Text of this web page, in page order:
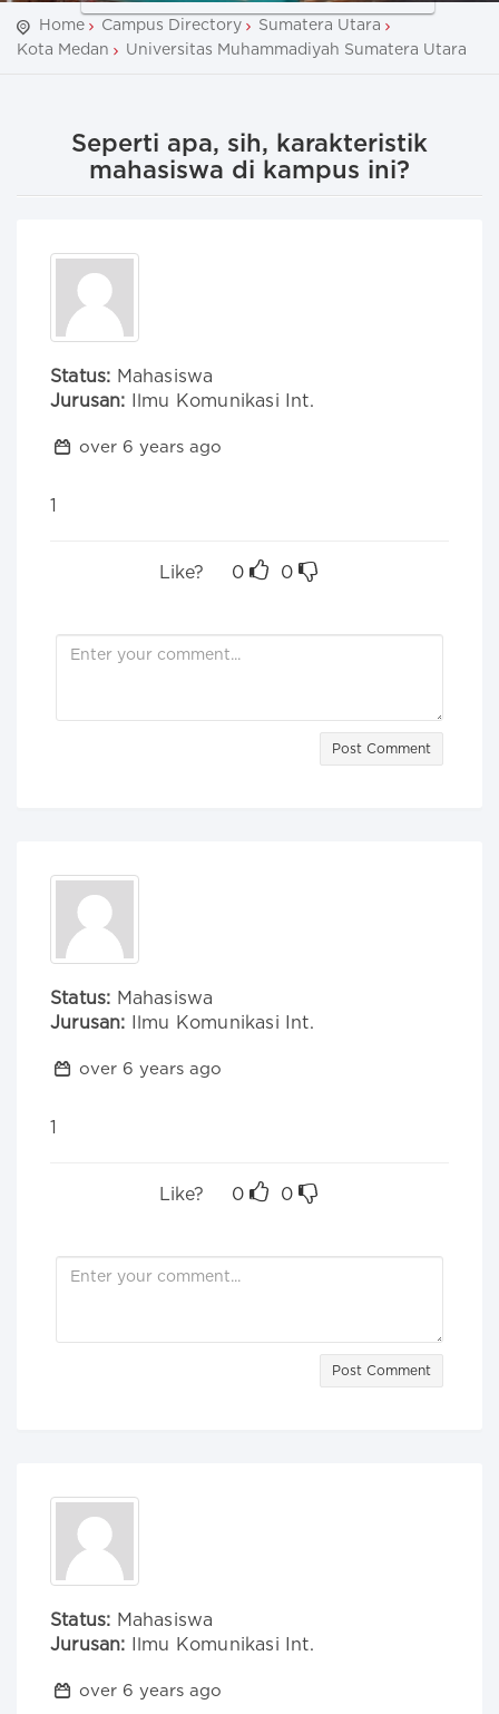
Home Campus Directory
Sumatera Utara
Kota Medan
Universitas Muhammadiyah Sumatera Utara
Seperti apa, sih, karakteristik
mahasiswa di kampus ini?
Status: Mahasiswa
Jurusan: Ilmu Komunikasi Int.
over 6 years ago
1
Like? 0 0
Post Comment
Status: Mahasiswa
Jurusan: Ilmu Komunikasi Int.
over 6 years ago
1
Like? 0 0
Post Comment
Status: Mahasiswa
Jurusan: Ilmu Komunikasi Int.
over 6 years ago